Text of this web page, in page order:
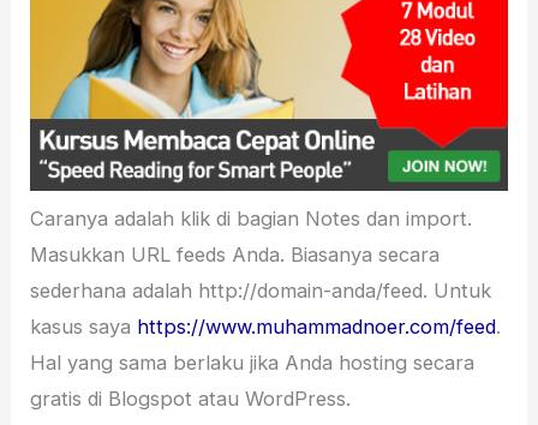
Caranya adalah klik di bagian Notes dan import.
Masukkan URL feeds Anda. Biasanya secara
sederhana adalah http://domain-anda/feed. Untuk
kasus saya https://www.muhammadnoer.com/feed.
Hal yang sama berlaku jika Anda hosting secara
gratis di Blogspot atau WordPress.